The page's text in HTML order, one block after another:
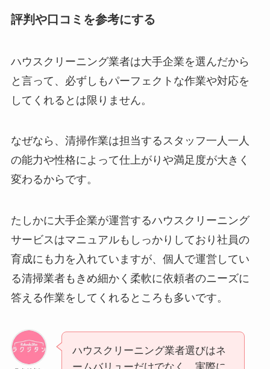
評判や口コミを参考にする
ハウスクリーニング業者は大手企業を選んだから
と言って、必ずしもパーフェクトな作業や対応を
してくれるとは限りません。
なぜなら、清掃作業は担当するスタッフ一人一人
の能力や性格によって仕上がりや満足度が大きく
変わるからです。
たしかに大手企業が運営するハウスクリーニング
サービスはマニュアルもしっかりしており社員の
育成にも力を入れていますが、個人で運営してい
る清掃業者もきめ細かく柔軟に依頼者のニーズに
答える作業をしてくれるところも多いです。
ハウスクリーニング業者選びはネ